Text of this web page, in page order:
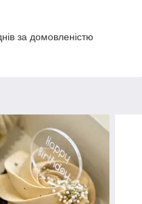
за домовленістю